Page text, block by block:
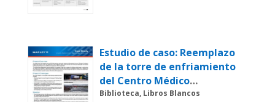
Estudio de caso: Reemplazo
de la torre de enfriamiento
del Centro Médico
Universitario
Biblioteca, Libros Blancos